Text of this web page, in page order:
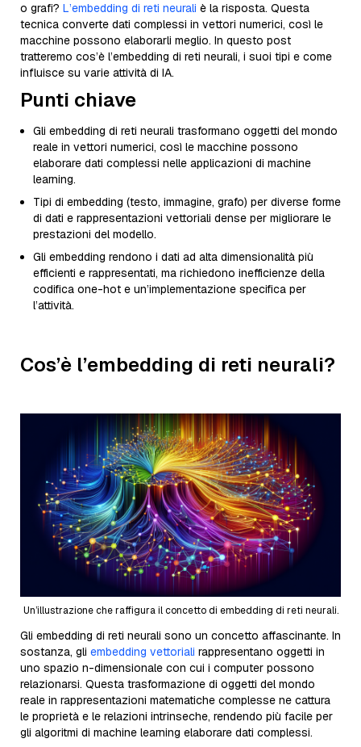
o grafi? L’embedding di reti neurali è la risposta. Questa
tecnica converte dati complessi in vettori numerici, così le
macchine possono elaborarli meglio. In questo post
tratteremo cos’è l’embedding di reti neurali, i suoi tipi e come
influisce su varie attività di IA.
Punti chiave
Gli embedding di reti neurali trasformano oggetti del mondo
reale in vettori numerici, così le macchine possono
elaborare dati complessi nelle applicazioni di machine
learning.
Tipi di embedding (testo, immagine, grafo) per diverse forme
di dati e rappresentazioni vettoriali dense per migliorare le
prestazioni del modello.
Gli embedding rendono i dati ad alta dimensionalità più
efficienti e rappresentati, ma richiedono inefficienze della
codifica one-hot e un’implementazione specifica per
l’attività.
Cos’è l’embedding di reti neurali?
Un’illustrazione che raffigura il concetto di embedding di reti neurali.
Gli embedding di reti neurali sono un concetto affascinante. In
sostanza, gli embedding vettoriali rappresentano oggetti in
uno spazio n-dimensionale con cui i computer possono
relazionarsi. Questa trasformazione di oggetti del mondo
reale in rappresentazioni matematiche complesse ne cattura
le proprietà e le relazioni intrinseche, rendendo più facile per
gli algoritmi di machine learning elaborare dati complessi.